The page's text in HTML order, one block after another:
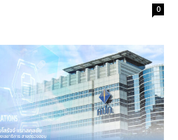
0